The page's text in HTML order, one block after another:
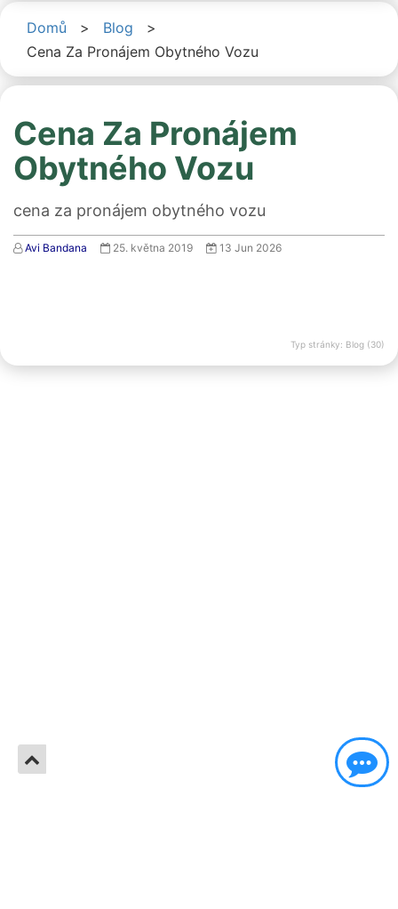
Domů > Blog
>
Cena Za Pronájem Obytného Vozu
Cena Za Pronájem
Obytného Vozu
cena za pronájem obytného vozu
Avi Bandana 25. května 2019 13 Jun 2026
Typ stránky: Blog (30)